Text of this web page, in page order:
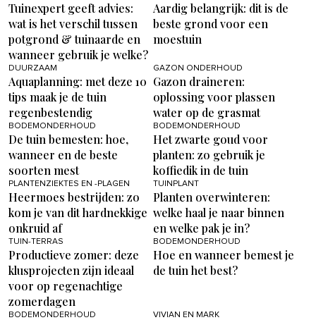
Tuinexpert geeft advies:
wat is het verschil tussen
potgrond & tuinaarde en
wanneer gebruik je welke?
Aardig belangrijk: dit is de
beste grond voor een
moestuin
DUURZAAM
Aquaplanning: met deze 10
tips maak je de tuin
regenbestendig
GAZON ONDERHOUD
Gazon draineren:
oplossing voor plassen
water op de grasmat
BODEMONDERHOUD
De tuin bemesten: hoe,
wanneer en de beste
soorten mest
BODEMONDERHOUD
Het zwarte goud voor
planten: zo gebruik je
koffiedik in de tuin
PLANTENZIEKTES EN -PLAGEN
Heermoes bestrijden: zo
kom je van dit hardnekkige
onkruid af
TUINPLANT
Planten overwinteren:
welke haal je naar binnen
en welke pak je in?
TUIN-TERRAS
Productieve zomer: deze
klusprojecten zijn ideaal
voor op regenachtige
zomerdagen
BODEMONDERHOUD
Hoe en wanneer bemest je
de tuin het best?
BODEMONDERHOUD VIVIAN EN MARK